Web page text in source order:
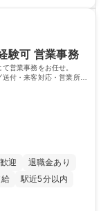
貢献
ープの広報機能を担
げたホスピタリティ
務を行っておりま
験可 営業事務
営業事務をお任せ。
付・来客対応・営業所内
迎
退職金あり
駅近5分以内